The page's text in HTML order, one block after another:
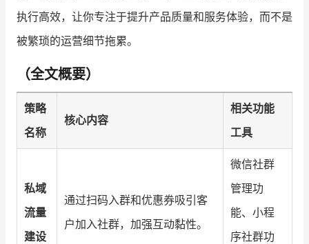
执行高效，让你专注于提升产品质量和服务体验，而不是
被繁琐的运营细节拖累。
（全文概要）
策略
名称
核心内容
相关功能
工具
私域
流量
建设
通过扫码入群和优惠券吸引客
户加入社群，加强互动黏性。
微信社群
管理功
能、小程
序社群功